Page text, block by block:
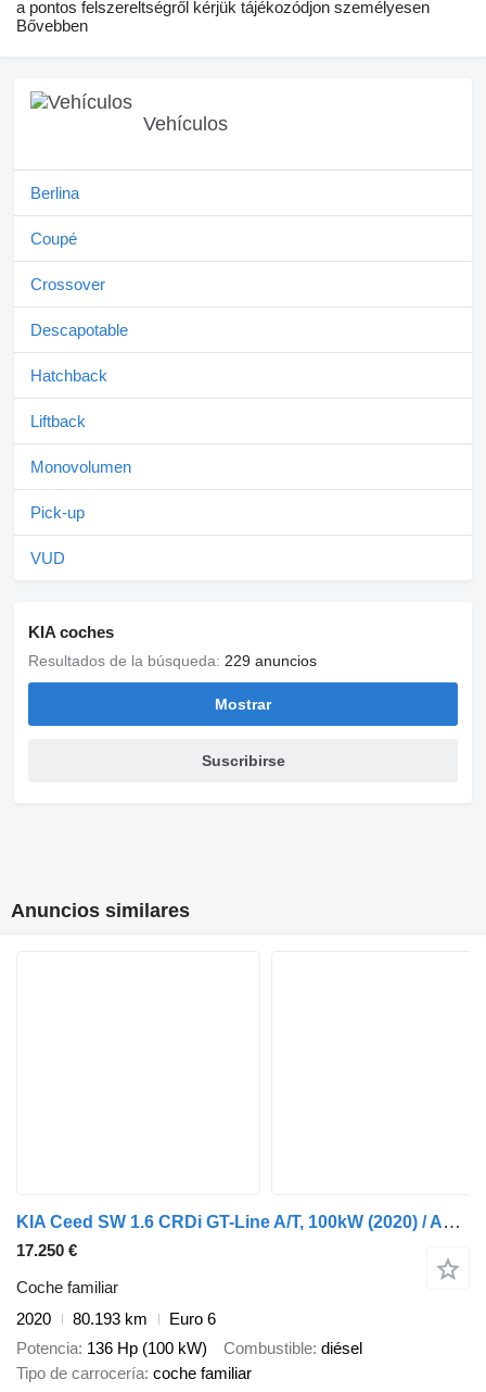
a pontos felszereltségről kérjük tájékozódjon személyesen
Bővebben
Vehículos
Berlina
Coupé
Crossover
Descapotable
Hatchback
Liftback
Monovolumen
Pick-up
VUD
KIA coches
Resultados de la búsqueda: 229 anuncios
Mostrar
Suscribirse
Anuncios similares
KIA Ceed SW 1.6 CRDi GT-Line A/T, 100kW (2020) / AJ NA SPLÁTKY / PRO
17.250 €
Coche familiar
2020
80.193 km
Euro 6
Potencia 136 Hp (100 kW) Combustible diésel
Tipo de carrocería coche familiar